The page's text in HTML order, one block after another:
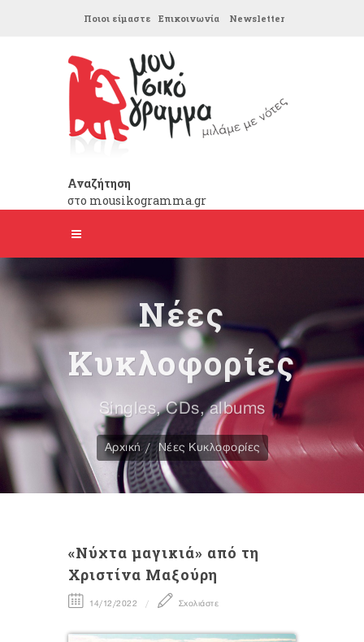
Ποιοι είμαστε Επικοινωνία Newsletter
Αναζήτηση
στο mousikogramma.gr
Νέες
Κυκλοφορίες
Singles, CDs, albums
Αρχική Νέες Κυκλοφορίες
«Νύχτα μαγικιά» από τη
Χριστίνα Μαξούρη
14/12/2022 Σχολιάστε